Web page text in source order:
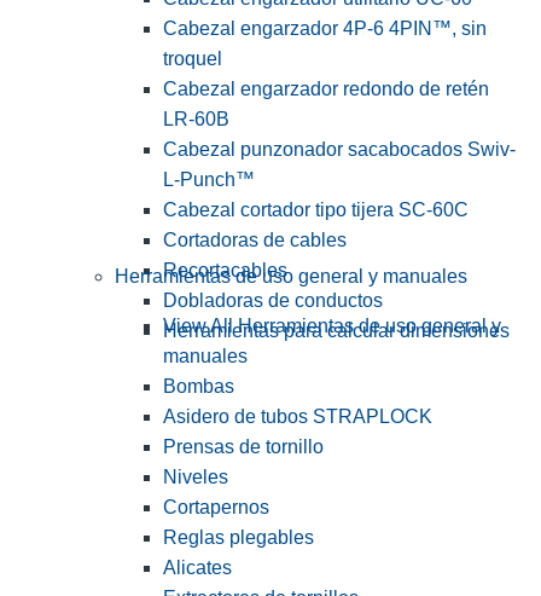
Cabezal engarzador 4P-6 4PIN™, sin
troquel
Cabezal engarzador redondo de retén
LR-60B
Cabezal punzonador sacabocados Swiv-
L-Punch™
Cabezal cortador tipo tijera SC-60C
Cortadoras de cables
Recortacables
Dobladoras de conductos
Herramientas para calcular dimensiones
Herramientas de uso general y manuales
View All Herramientas de uso general y
manuales
Bombas
Asidero de tubos STRAPLOCK
Prensas de tornillo
Niveles
Cortapernos
Reglas plegables
Alicates